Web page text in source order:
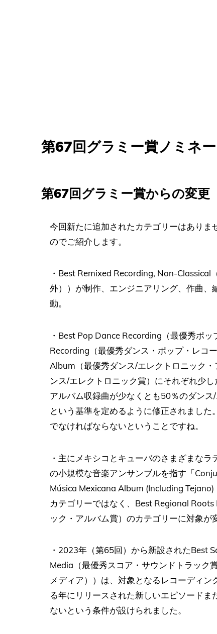
第67回グラミー賞ノミネ
第67回グラミー賞からの変更
今回新たに追加されたカテゴリーはあり
のでご紹介します。
・Best Remixed Recording, Non-
外））が制作、エンジニアリング、作曲
動。
・Best Pop Dance Recording（最優秀ポ
Recording（最優秀ダンス・ポップ・レコ
Album（最優秀ダンス/エレクトロニック
ンス/エレクトロニック賞）にそれぞれ少
アルバム収録曲が少なくとも50％のダン
という基準を定めるように修正されまし
でなければならないということですね。
・主にメキシコとキューバのさまざまな
の小規模な音楽アンサンブルを指す「
Música Mexicana Album (Including
カテゴリーではなく、Best Regional
ック・アルバム賞）のカテゴリーに対象が
・2023年（第65回）から新設されたBest
Media（最優秀スコア・サウンドトラック
メディア））は、対象となるレコーディ
る年にリリースされた新しいエピソード
ないという条件が設けられました。